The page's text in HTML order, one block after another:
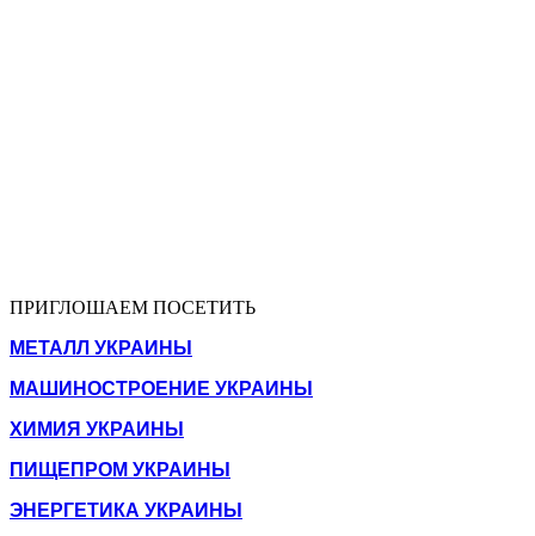
ПРИГЛОШАЕМ ПОСЕТИТЬ
МЕТАЛЛ УКРАИНЫ
МАШИНОСТРОЕНИЕ УКРАИНЫ
ХИМИЯ УКРАИНЫ
ПИЩЕПРОМ УКРАИНЫ
ЭНЕРГЕТИКА УКРАИНЫ